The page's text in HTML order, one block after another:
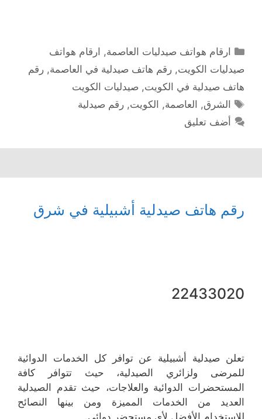
التصنيفات
ارقام هواتف صيدليات العاصمة, ارقام هواتف
صيدليات الكويت, رقم هاتف صيدلية في العاصمة, رقم
هاتف صيدلية في الكويت, صيدليات الكويت
الوسوم
الشرق, العاصمة, الكويت,رقم صيدلية
أضف تعليق
رقم هاتف صيدلية أشبيلية في شرق
22433020
تعلن صيدلية أشبيلية عن توافر كل الخدمات الدوائية
للمرضى ولزائري الصيدلية، حيث تتوافر كافة
المستحضرات الدوائية والعلاجات، حيث تقدم الصيدلية
العديد من الخدمات المميزة ومن بينها النصائح
للاستخدام الأفضل لأي مستحضر دوائي.